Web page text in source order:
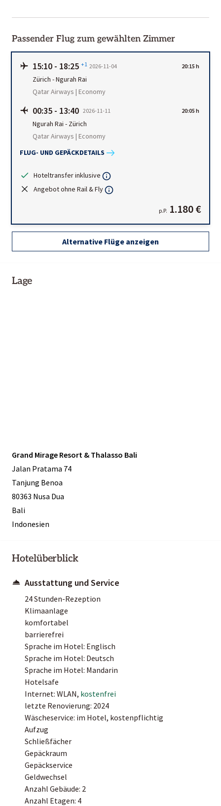
Passender Flug zum gewählten Zimmer
15:10 - 18:25 +1 2026-11-04 20:15 h
Zürich -Ngurah Rai
Qatar Airways | Economy
00:35 - 13:40 2026-11-11 20:05 h
Ngurah Rai - Zürich
Qatar Airways | Economy
FLUG- UND GEPÄCKDETAILS
Hoteltransfer inklusive
Angebot ohne Rail & Fly
p.P. 1.180 €
Alternative Flüge anzeigen
Lage
Grand Mirage Resort & Thalasso Bali
Jalan Pratama 74
Tanjung Benoa
80363 Nusa Dua
Bali
Indonesien
Hotelüberblick
Ausstattung und Service
24 Stunden-Rezeption
Klimaanlage
komfortabel
barrierefrei
Sprache im Hotel: Englisch
Sprache im Hotel: Deutsch
Sprache im Hotel: Mandarin
Hotelsafe
Internet: WLAN, kostenfrei
letzte Renovierung: 2024
Wäscheservice: im Hotel, kostenpflichtig
Aufzug
Schließfächer
Gepäckraum
Gepäckservice
Geldwechsel
Anzahl Gebäude: 2
Anzahl Etagen: 4